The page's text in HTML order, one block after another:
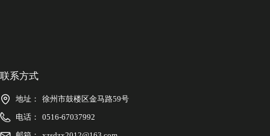
地址：
徐州市鼓楼区金马路59号
电话：
0516-67037992
联系方式